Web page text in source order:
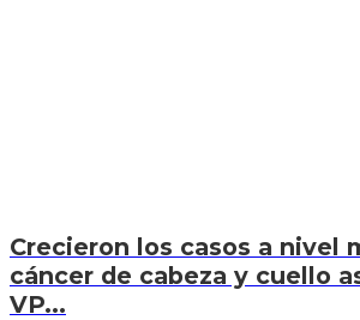
Crecieron los casos a nivel
cáncer de cabeza y cuello
VP...